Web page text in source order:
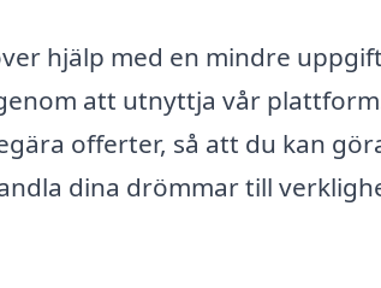
hjälp med en mindre
att utnyttja vår
offerter, så att du kan
dina drömmar till